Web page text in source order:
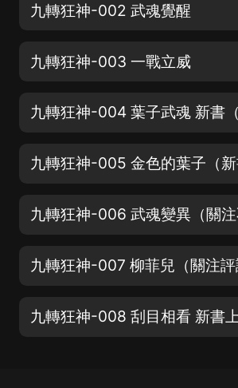
九轉狂神-002 武魂覺醒
九轉狂神-003 一戰立威